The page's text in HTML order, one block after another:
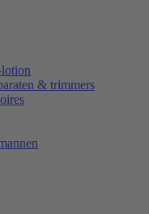
& trimmers